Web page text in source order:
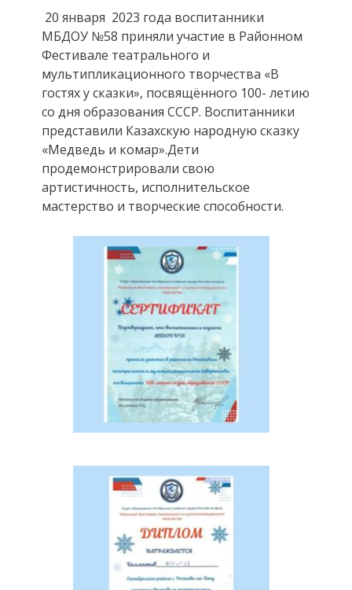
20 января 2023 года воспитанники
МБДОУ №58 приняли участие в Районном
Фестивале театрального и
мультипликационного творчества «В
гостях у сказки», посвящённого 100- летию
со дня образования СССР. Воспитанники
представили Казахскую народную сказку
«Медведь и комар».Дети
продемонстрировали свою
артистичность, исполнительское
мастерство и творческие способности.